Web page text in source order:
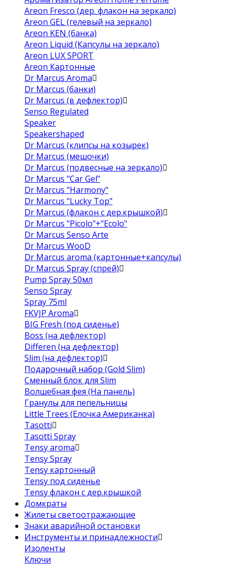
Areon Fresco (дер. флакон на зеркало)
Areon GEL (гелевый на зеркало)
Areon KEN (банка)
Areon Liquid (Капсулы на зеркало)
Areon LUX SPORT
Areon Картонные
Dr Marcus Aroma
Dr Marcus (банки)
Dr Marcus (в дефлектор)
Senso Regulated
Speaker
Speakershaped
Dr Marcus (клипсы на козырек)
Dr Marcus (мешочки)
Dr Marcus (подвесные на зеркало)
Dr Marcus "Car Gel"
Dr Marcus "Harmony"
Dr Marcus "Lucky Top"
Dr Marcus (флакон с дер.крышкой)
Dr Marcus "Picolo"+"Ecolo"
Dr Marcus Senso Arte
Dr Marcus WooD
Dr Marcus aroma (картонные+капсулы)
Dr Marcus Spray (спрей)
Pump Spray 50мл
Senso Spray
Spray 75ml
FKVJP Aroma
BIG Fresh (под сиденье)
Boss (на дефлектор)
Differen (на дефлектор)
Slim (на дефлектор)
Подарочный набор (Gold Slim)
Сменный блок для Slim
Волшебная фея (На панель)
Гранулы для пепельницы
Little Trees (Елочка Американка)
Tasotti
Tasotti Spray
Tensy aroma
Tensy Spray
Tensy картонный
Tensy под сиденье
Tensy флакон с дер.крышкой
Домкраты
Жилеты светоотражающие
Знаки аварийной остановки
Инструменты и принадлежности
Изоленты
Ключи